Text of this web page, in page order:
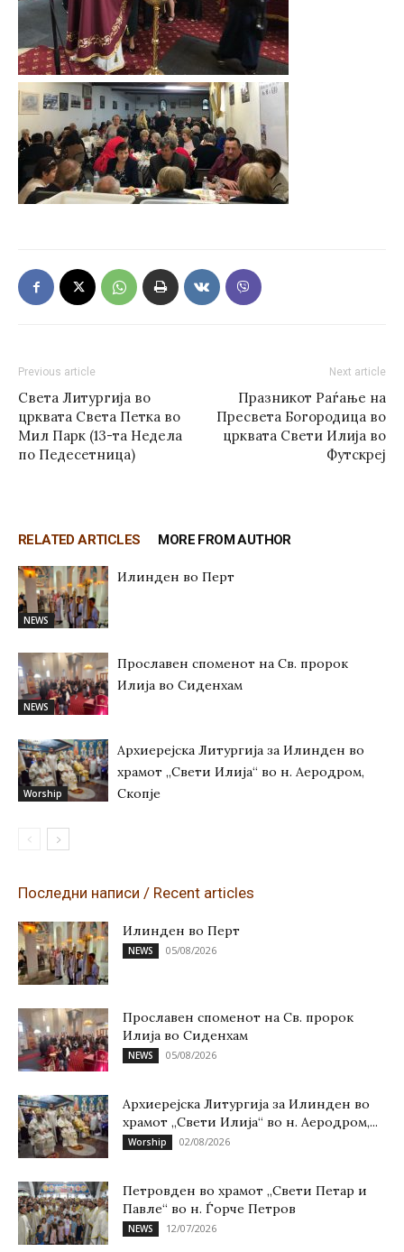
Previous article
Света Литургија во
црквата Светa Петка во
Мил Парк (13-та Недела
по Педесетница)
Next article
Празникот Раѓање на
Пресвета Богородица во
црквата Свети Илија во
Футскреј
RELATED ARTICLES MORE FROM AUTHOR
NEWS
Илинден во Перт
NEWS
Прославен споменот на Св. пророк
Илија во Сиденхам
Worship
Архиерејска Литургија за Илинден во
храмот „Свети Илија“ во н. Аеродром,
Скопје
Последни написи / Recent articles
Илинден во Перт
NEWS 05/08/2026
Прославен споменот на Св. пророк
Илија во Сиденхам
NEWS 05/08/2026
Архиерејска Литургија за Илинден во
храмот „Свети Илија“ во н. Аеродром,...
Worship 02/08/2026
Петровден во храмот „Свети Петар и
Павле“ во н. Ѓорче Петров
NEWS 12/07/2026